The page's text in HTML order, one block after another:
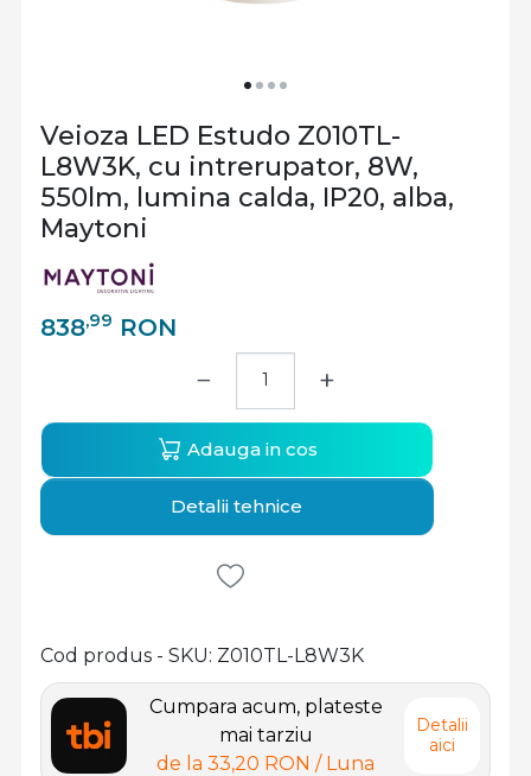
Veioza LED Estudo Z010TL-
L8W3K, cu intrerupator, 8W,
550lm, lumina calda, IP20, alba,
Maytoni
838,99 RON
Cumpara acum, plateste
mai tarziu
de la 33,20 RON / Luna
Detalii
aici
Cod produs - SKU Z010TL-L8W3K
− +
Adauga in cos
Detalii tehnice